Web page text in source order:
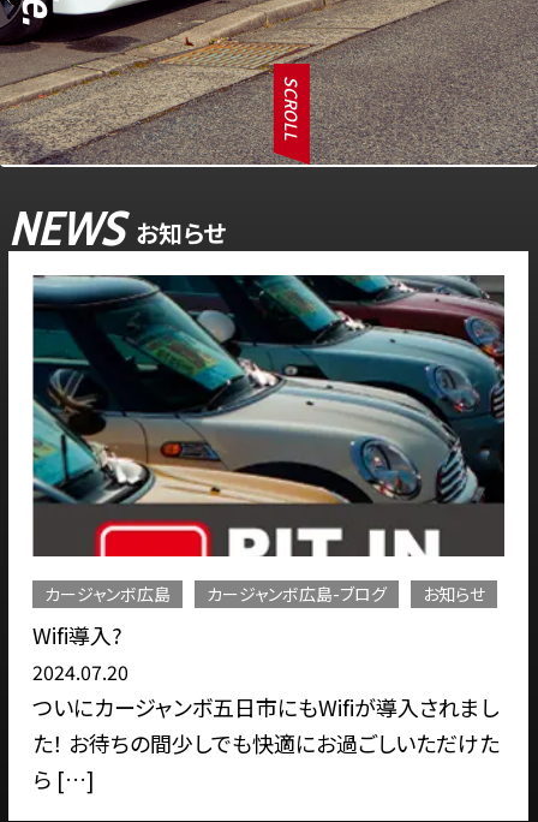
SCROLL
NEWS お知らせ
ャンボ広島 カージャンボ広島-ブログ お知らせ
入?
カージャンボ五日市にもWifiが導入されまし
待ちの間少しでも快適にお過ごしいただけた
ゴ
せ